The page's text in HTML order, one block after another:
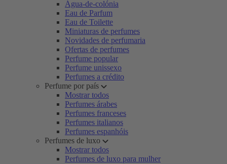
Água-de-colónia
Eau de Parfum
Eau de Toilette
Miniaturas de perfumes
Novidades de perfumaria
Ofertas de perfumes
Perfume popular
Perfume unissexo
Perfumes a crédito
Perfume por país
Mostrar todos
Perfumes árabes
Perfumes franceses
Perfumes italianos
Perfumes espanhóis
Perfumes de luxo
Mostrar todos
Perfumes de luxo para mulher